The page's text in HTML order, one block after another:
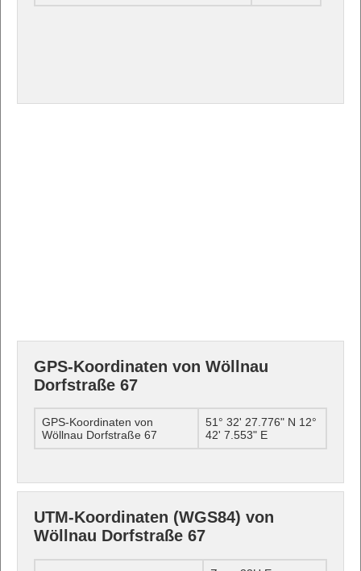
GPS-Koordinaten von Wöllnau
Dorfstraße 67
GPS-Koordinaten von
Wöllnau Dorfstraße 67
51° 32' 27.776" N 12°
42' 7.553" E
UTM-Koordinaten (WGS84) von
Wöllnau Dorfstraße 67